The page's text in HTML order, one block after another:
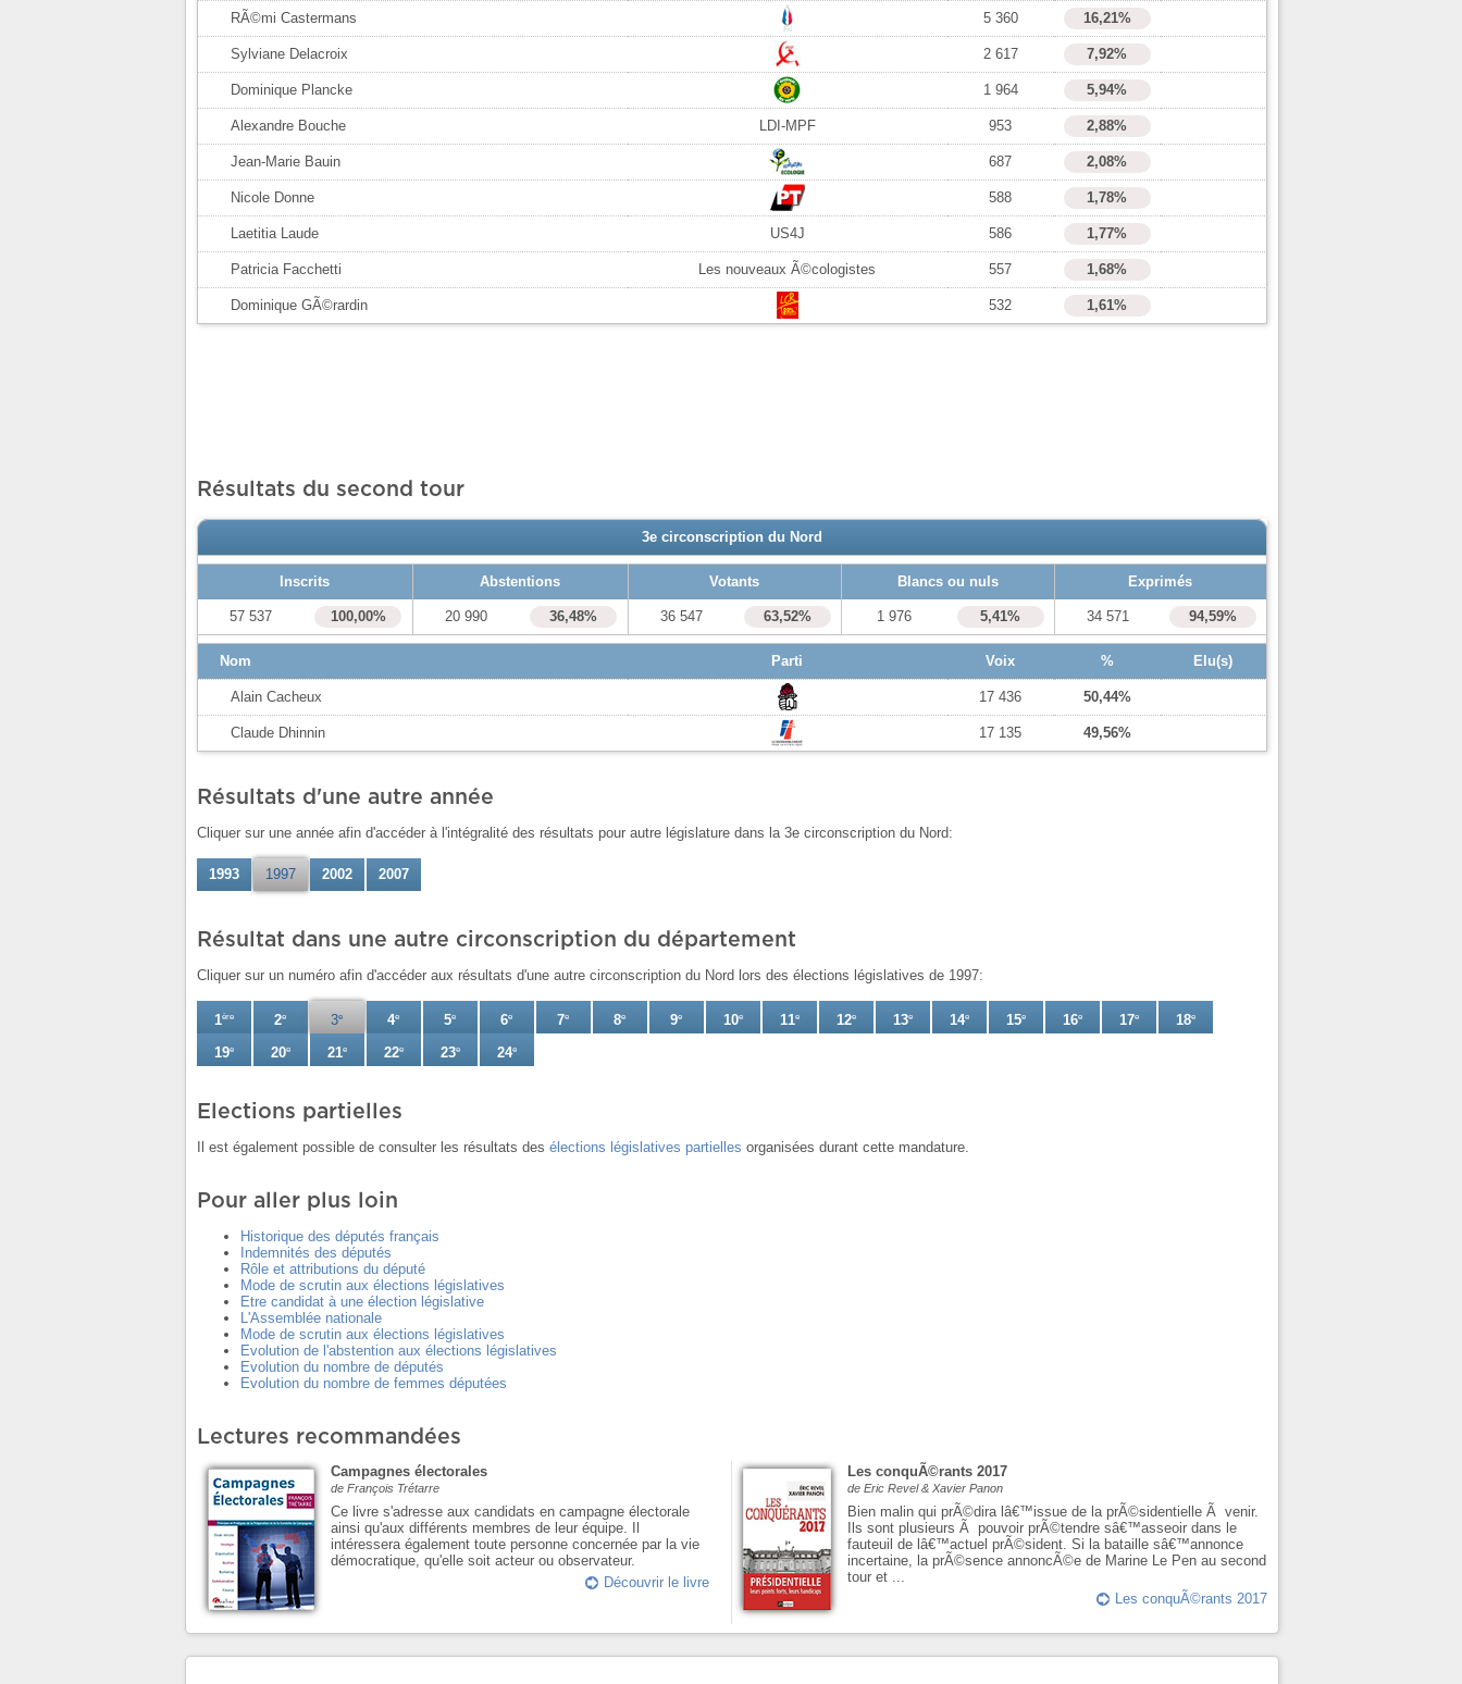
RÃ©mi Castermans 5 360 16,21%
Sylviane Delacroix 2 617 7,92%
Dominique Plancke 1 964 5,94%
Alexandre Bouche LDI-MPF 953 2,88%
Jean-Marie Bauin 687 2,08%
Nicole Donne 588 1,78%
Laetitia Laude US4J 586 1,77%
Patricia Facchetti Les nouveaux Ã©cologistes 557 1,68%
Dominique GÃ©rardin 532 1,61%
Résultats du second tour
3e circonscription du Nord
Inscrits Abstentions Votants Blancs ou nuls Exprimés
57 537 100,00% 20 990 36,48% 36 547 63,52% 1 976 5,41% 34 571 94,59%
Nom Parti Voix % Elu(s)
Alain Cacheux 17 436 50,44%
Claude Dhinnin 17 135 49,56%
Résultats d'une autre année
Cliquer sur une année afin d'accéder à l'intégralité des résultats pour autre législature dans la 3e circonscription du Nord:
1993 1997 2002 2007
Résultat dans une autre circonscription du département
Cliquer sur un numéro afin d'accéder aux résultats d'une autre circonscription du Nord lors des élections législatives de 1997:
1ère 2e 3e 4e 5e 6e 7e 8e 9e 10e 11e 12e 13e 14e 15e 16e 17e 18e
19e 20e 21e 22e 23e 24e
Elections partielles
Il est également possible de consulter les résultats des élections législatives partielles organisées durant cette mandature.
Pour aller plus loin
Historique des députés français
Indemnités des députés
Rôle et attributions du député
Mode de scrutin aux élections législatives
Etre candidat à une élection législative
L'Assemblée nationale
Mode de scrutin aux élections législatives
Evolution de l'abstention aux élections législatives
Evolution du nombre de députés
Evolution du nombre de femmes députées
Lectures recommandées
Campagnes électorales
de François Trétarre
Ce livre s'adresse aux candidats en campagne électorale
ainsi qu'aux différents membres de leur équipe. Il
intéressera également toute personne concernée par la vie
démocratique, qu'elle soit acteur ou observateur.
Découvrir le livre
Les conquÃ©rants 2017
de Eric Revel & Xavier Panon
Bien malin qui prÃ©dira lâ€™issue de la prÃ©sidentielle Ã venir.
Ils sont plusieurs Ã pouvoir prÃ©tendre sâ€™asseoir dans le
fauteuil de lâ€™actuel prÃ©sident. Si la bataille sâ€™annonce
incertaine, la prÃ©sence annoncÃ©e de Marine Le Pen au second
tour et ...
Les conquÃ©rants 2017